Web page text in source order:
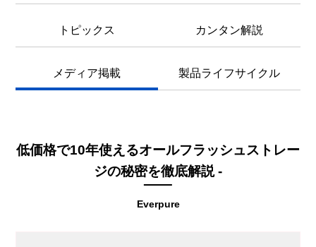
トピックス カンタン解説
メディア掲載 製品ライフサイクル
Everpure
低価格で10年使えるオールフラッシュストレー
ジの秘密を徹底解説 -